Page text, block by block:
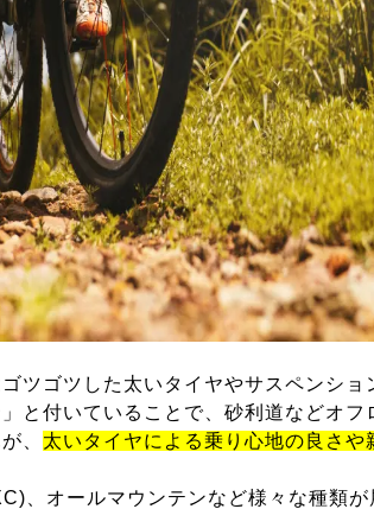
ツゴツした太いタイヤやサスペンシ
と付いていることで、砂利道などオ
、 太いタイヤによる乗り心地の良さ
、オールマウンテンなど様々な種類